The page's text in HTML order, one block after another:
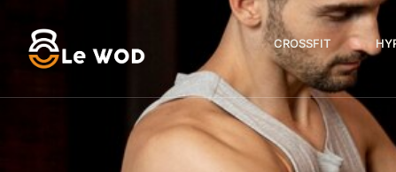
CROSSFIT